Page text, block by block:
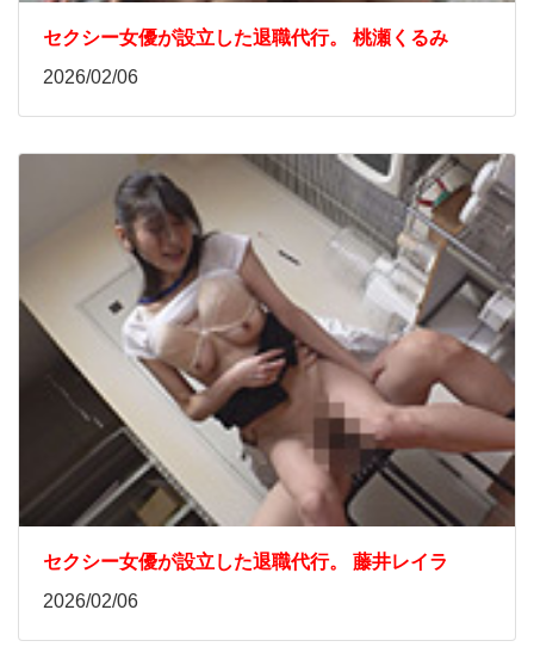
セクシー女優が設立した退職代行。 桃瀬くるみ
2026/02/06
セクシー女優が設立した退職代行。 藤井レイラ
2026/02/06